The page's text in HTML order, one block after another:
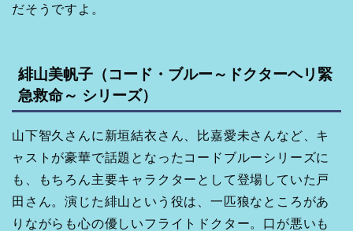
だそうですよ。
緋山美帆子（コード・ブルー～ドクターヘリ緊
急救命～ シリーズ）
山下智久さんに新垣結衣さん、比嘉愛未さんなど、キ
ャストが豪華で話題となったコードブルーシリーズに
も、もちろん主要キャラクターとして登場していた戸
田さん。演じた緋山という役は、一匹狼なところがあ
りながらも心の優しいフライトドクター。口が悪いも